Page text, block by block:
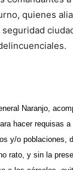
quienes
Naranjo,
hacer requisas
y/o poblaciones,
rato, y sin la